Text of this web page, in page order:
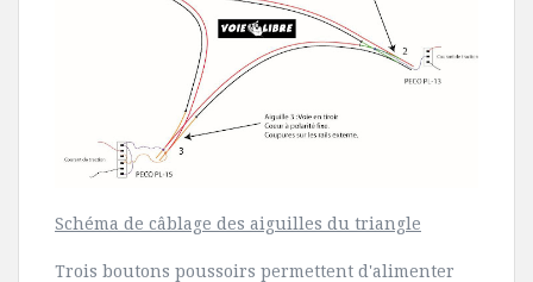
Schéma de câblage des aiguilles du triangle
Trois boutons poussoirs permettent d'alimenter